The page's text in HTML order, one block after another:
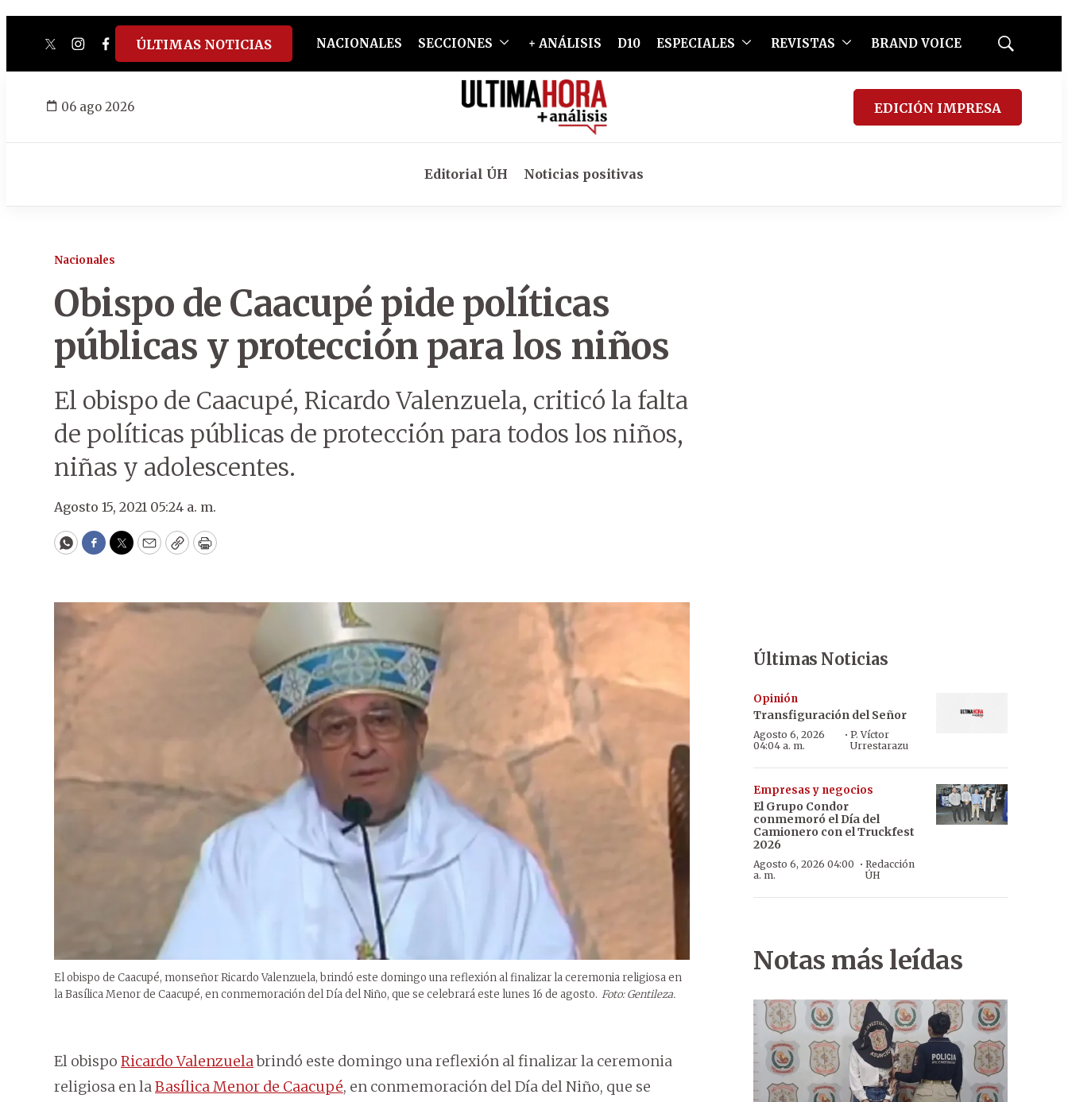
twitterinstagram
facebook
tiktokyoutube
spotify
ÚLTIMAS NOTICIAS NACIONALES SECCIONES + ANÁLISIS D10 ESPECIALES REVISTAS BRAND VOICE
Mostrar
06 ago 2026 EDICIÓN IMPRESA
Editorial ÚH Noticias positivas
Nacionales
Obispo de Caacupé pide políticas
públicas y protección para los niños
El obispo de Caacupé, Ricardo Valenzuela, criticó la falta
de políticas públicas de protección para todos los niños,
niñas y adolescentes.
Agosto 15, 2021 05:24 a. m.
WhatsApp
Facebook
Twitter
EmailCopyPrint
El obispo de Caacupé, monseñor Ricardo Valenzuela, brindó este domingo una reflexión al finalizar la ceremonia religiosa en
la Basílica Menor de Caacupé, en conmemoración del Día del Niño, que se celebrará este lunes 16 de agosto. Foto: Gentileza.
El obispo Ricardo Valenzuelabrindó este domingo una reflexión al finalizar la ceremonia
religiosa en laBasílica Menor de Caacupé, en conmemoración del Día del Niño, que se
Últimas Noticias
Opinión
Transfiguración del Señor
Agosto 6, 2026
04:04 a. m.
· P. Víctor
Urrestarazu
Empresas y negocios
El Grupo Condor
conmemoró el Día del
Camionero con el Truckfest
2026
Agosto 6, 2026 04:00
a. m.
· Redacción
ÚH
Notas más leídas